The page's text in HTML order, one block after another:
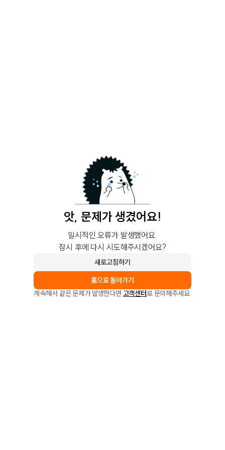
앗, 문제가 생겼어요!
일시적인 오류가 발생했어요.
잠시 후에 다시 시도해주시겠어요?
새로고침하기
홈으로 돌아가기
계속해서 같은 문제가 발생한다면 고객센터로 문의해주세요.